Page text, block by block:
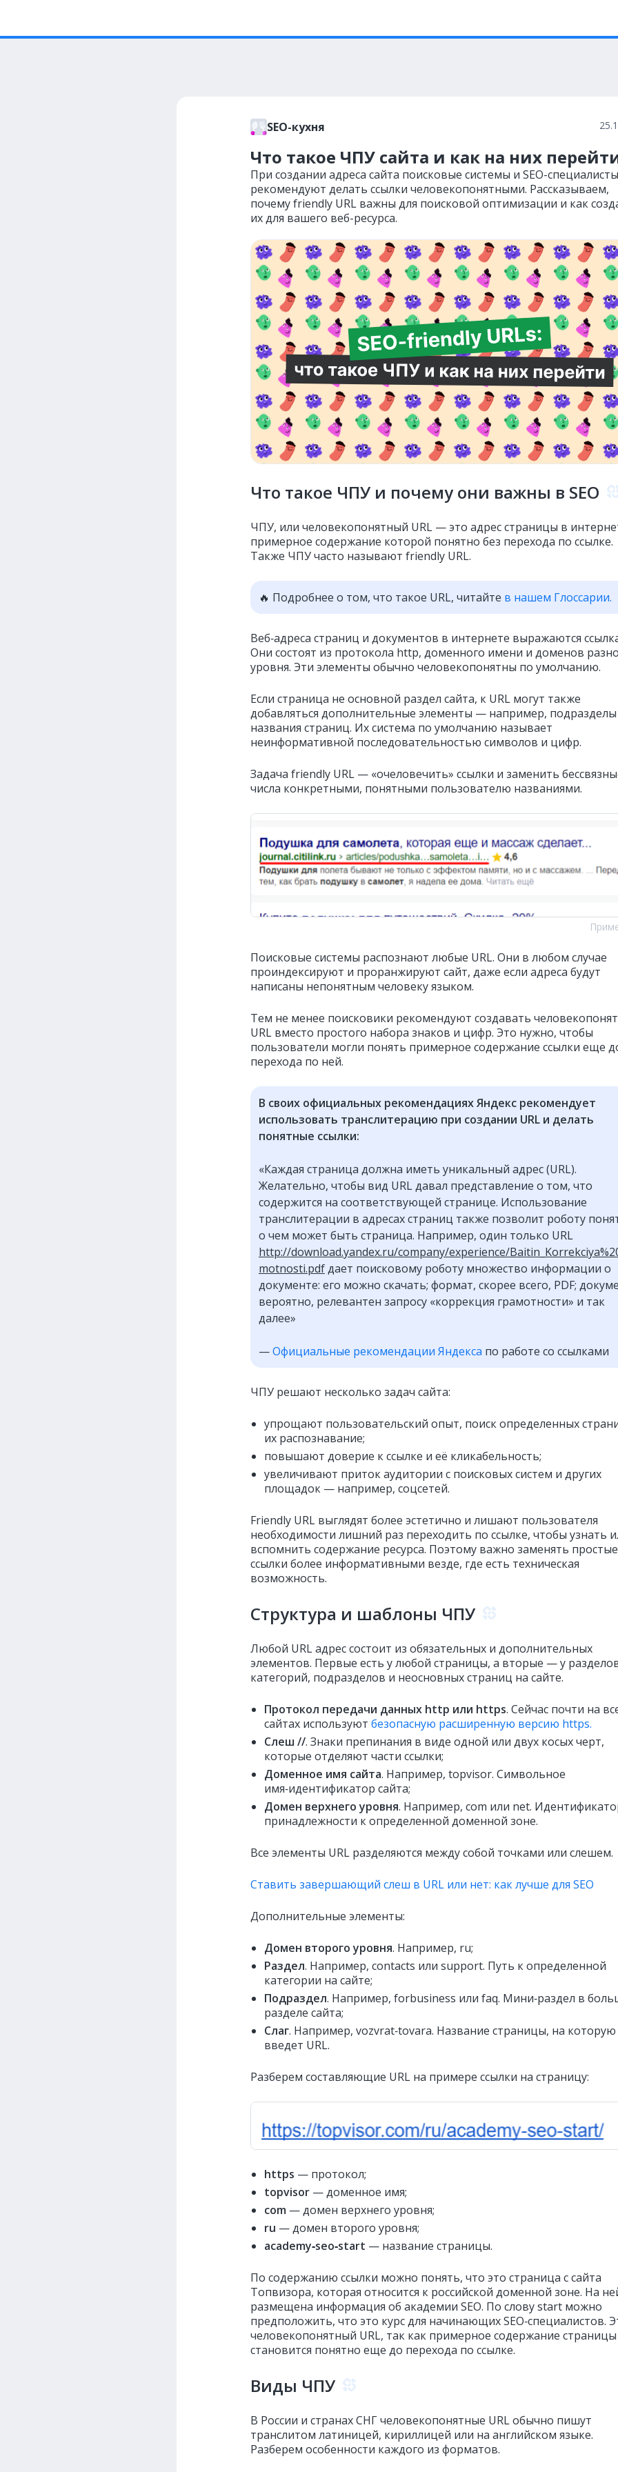
SEO-кухня
Что такое ЧПУ сайта и как на них
При создании адреса сайта поисковые системы и SEO-специалисты
рекомендуют делать ссылки человекопонятными. Рассказываем,
почему friendly URL важны для поисковой оптимизации и как
их для вашего веб-ресурса.
Что такое ЧПУ и почему они важны в SEO
ЧПУ, или человекопонятный URL — это адрес страницы в
примерное содержание которой понятно без перехода по ссылке.
Также ЧПУ часто называют friendly URL.
🔥 Подробнее о том, что такое URL, читайте в нашем Глоссарии.
Веб‑адреса страниц и документов в интернете выражаются
Они состоят из протокола http, доменного имени и доменов
уровня. Эти элементы обычно человекопонятны по умолчанию.
Если страница не основной раздел сайта, к URL могут также
добавляться дополнительные элементы — например,
названия страниц. Их система по умолчанию называет
неинформативной последовательностью символов и цифр.
Задача friendly URL — «очеловечить» ссылки и заменить
числа конкретными, понятными пользователю названиями.
Поисковые системы распознают любые URL. Они в любом случае
проиндексируют и проранжируют сайт, даже если адреса будут
написаны непонятным человеку языком.
Тем не менее поисковики рекомендуют создавать
URL вместо простого набора знаков и цифр. Это нужно, чтобы
пользователи могли понять примерное содержание ссылки еще
перехода по ней.
В своих официальных рекомендациях Яндекс рекомендует
использовать транслитерацию при создании URL и делать
понятные ссылки:
«Каждая страница должна иметь уникальный адрес (URL).
Желательно, чтобы вид URL давал представление о том, что
содержится на соответствующей странице. Использование
транслитерации в адресах страниц также позволит роботу
о чем может быть страница. Например, один только URL
http://download.yandex.ru/company/experience/
motnosti.pdfдает поисковому роботу множество информации о
документе: его можно скачать; формат, скорее всего, PDF;
вероятно, релевантен запросу «коррекция грамотности» и так
далее»
—Официальные рекомендации Яндекса по работе со ссылками
ЧПУ решают несколько задач сайта:
упрощают пользовательский опыт, поиск определенных
их распознавание;
повышают доверие к ссылке и её кликабельность;
увеличивают приток аудитории с поисковых систем и других
площадок — например, соцсетей.
Friendly URL выглядят более эстетично и лишают пользователя
необходимости лишний раз переходить по ссылке, чтобы узнать
вспомнить содержание ресурса. Поэтому важно заменять простые
ссылки более информативными везде, где есть техническая
возможность.
Структура и шаблоны ЧПУ
Любой URL адрес состоит из обязательных и дополнительных
элементов. Первые есть у любой страницы, а вторые — у
категорий, подразделов и неосновных страниц на сайте.
Протокол передачи данных http или https. Сейчас почти на
сайтах используют безопасную расширенную версию https.
Слеш //. Знаки препинания в виде одной или двух косых черт,
которые отделяют части ссылки;
Доменное имя сайта. Например, topvisor. Символьное
имя‑идентификатор сайта;
Домен верхнего уровня. Например, com или net.
принадлежности к определенной доменной зоне.
Все элементы URL разделяются между собой точками или слешем.
Ставить завершающий слеш в URL или нет: как лучше для SEO
Дополнительные элементы:
Домен второго уровня. Например, ru;
Раздел. Например, contacts или support. Путь к определенной
категории на сайте;
Подраздел. Например, forbusiness или faq. Мини‑раздел в
разделе сайта;
Слаг. Например, vozvrat‑tovara. Название страницы, на которую
введет URL.
Разберем составляющие URL на примере ссылки на страницу:
https — протокол;
topvisor — доменное имя;
com — домен верхнего уровня;
ru — домен второго уровня;
academy‑seo‑start — название страницы.
По содержанию ссылки можно понять, что это страница с сайта
Топвизора, которая относится к российской доменной зоне. На
размещена информация об академии SEO. По слову start можно
предположить, что это курс для начинающих SEO‑специалистов.
человекопонятный URL, так как примерное содержание страницы
становится понятно еще до перехода по ссылке.
Виды ЧПУ
В России и странах СНГ человекопонятные URL обычно пишут
транслитом латиницей, кириллицей или на английском языке.
Разберем особенности каждого из форматов.